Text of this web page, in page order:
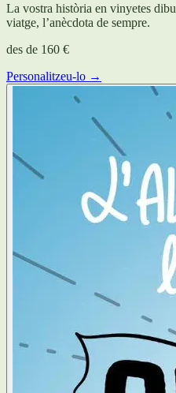
La vostra història en vinyetes
viatge, l’anècdota de sempre.
des de 160 €
Personalitzeu-lo →